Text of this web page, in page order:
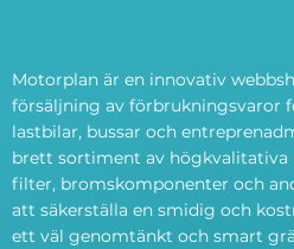
Motorplan är en innovativ
försäljning av förbrukningsvaror
lastbilar, bussar och
brett sortiment av högkvalitativa
filter, bromskomponenter och
att säkerställa en smidig och
ett väl genomtänkt och smart